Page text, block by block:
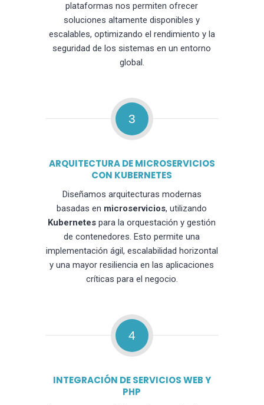
plataformas nos permiten ofrecer
soluciones altamente disponibles y
escalables, optimizando el rendimiento y la
seguridad de los sistemas en un entorno
global.
3
ARQUITECTURA DE MICROSERVICIOS
CON KUBERNETES
Diseñamos arquitecturas modernas
basadas en microservicios, utilizando
Kubernetes para la orquestación y gestión
de contenedores. Esto permite una
implementación ágil, escalabilidad horizontal
y una mayor resiliencia en las aplicaciones
críticas para el negocio.
4
INTEGRACIÓN DE SERVICIOS WEB Y
PHP